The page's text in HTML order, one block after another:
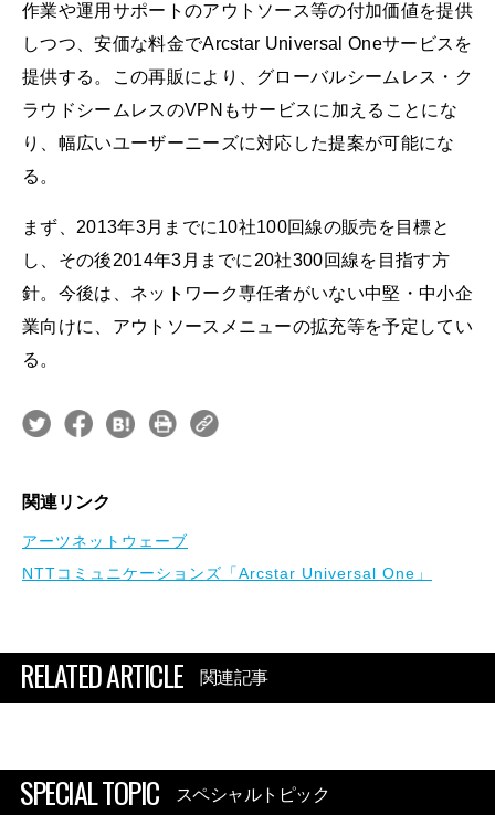
作業や運用サポートのアウトソース等の付加価値を提供
しつつ、安価な料金でArcstar Universal Oneサービスを
提供する。この再販により、グローバルシームレス・ク
ラウドシームレスのVPNもサービスに加えることにな
り、幅広いユーザーニーズに対応した提案が可能にな
る。
まず、2013年3月までに10社100回線の販売を目標と
し、その後2014年3月までに20社300回線を目指す方
針。今後は、ネットワーク専任者がいない中堅・中小企
業向けに、アウトソースメニューの拡充等を予定してい
る。
関連リンク
アーツネットウェーブ
NTTコミュニケーションズ「Arcstar Universal One」
RELATED ARTICLE 関連記事
SPECIAL TOPIC スペシャルトピック